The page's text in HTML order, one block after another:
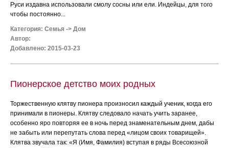
Руси издавна использовали смолу сосны или ели. Индейцы, для того
чтобы постоянно...
Категория: Семья -> Дом
Автор:
Добавлено: 2015-03-23
Пионерское детство моих родных
Торжественную клятву пионера произносил каждый ученик, когда его
принимали в пионеры. Клятву следовало начать учить заранее,
особенно яро повторяя ее в ночь перед знаменательным днем, дабы
не забыть или перепутать слова перед «лицом своих товарищей».
Клятва звучала так: «Я (Имя, Фамилия) вступая в ряды Всесоюзной